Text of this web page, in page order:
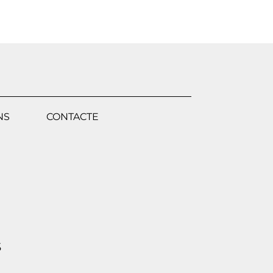
CONTACTE